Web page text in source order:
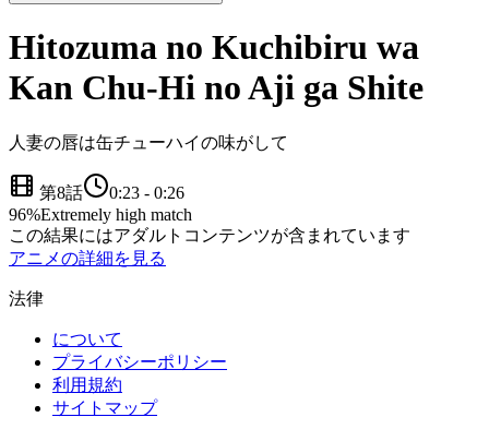
Hitozuma no Kuchibiru wa
Kan Chu-Hi no Aji ga Shite
人妻の唇は缶チューハイの味がして
第8話 0:23 - 0:26
96%Extremely high match
この結果にはアダルトコンテンツが含まれています
アニメの詳細を見る
法律
について
プライバシーポリシー
利用規約
サイトマップ